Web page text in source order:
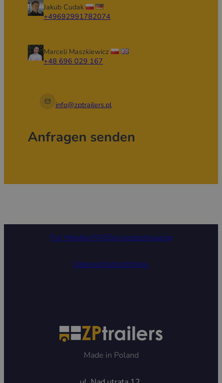
Jakub Cudak
+49692991782074
Marceli Maszkiewicz
+48 696 029 167
info@zptrailers.pl
Anfragen senden
Für HändlerFAQServicebetreuung
Datenschutzrichtlinie
Made in Poland